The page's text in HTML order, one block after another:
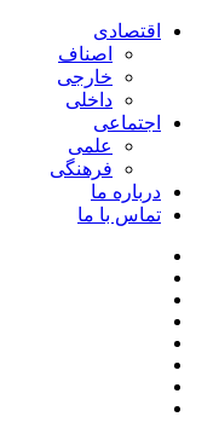
اقتصادی
اصناف
خارجی
داخلی
اجتماعی
علمی
فرهنگی
درباره ما
تماس با ما